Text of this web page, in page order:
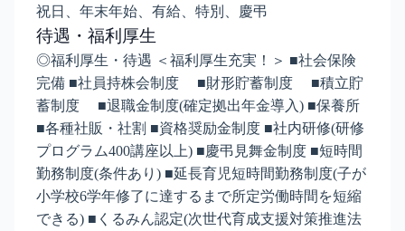
祝日、年末年始、有給、特別、慶弔
待遇・福利厚生
◎福利厚生・待遇 ＜福利厚生充実！＞ ■社会保険
完備 ■社員持株会制度 ■財形貯蓄制度 ■積立貯
蓄制度 ■退職金制度(確定拠出年金導入) ■保養所
■各種社販・社割 ■資格奨励金制度 ■社内研修(研修
プログラム400講座以上) ■慶弔見舞金制度 ■短時間
勤務制度(条件あり) ■延長育児短時間勤務制度(子が
小学校6学年修了に達するまで所定労働時間を短縮
できる) ■くるみん認定(次世代育成支援対策推進法